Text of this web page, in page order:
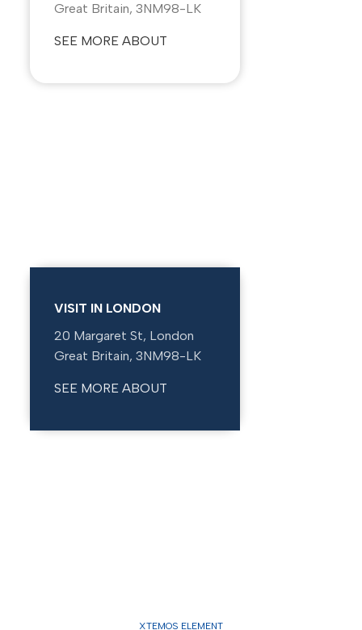
Great Britain, 3NM98-LK
SEE MORE ABOUT
VISIT IN LONDON
20 Margaret St, London
Great Britain, 3NM98-LK
SEE MORE ABOUT
XTEMOS ELEMENT